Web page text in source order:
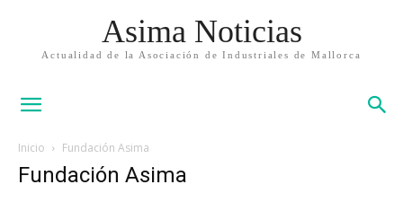
Asima Noticias
Actualidad de la Asociación de Industriales de Mallorca
Inicio Fundación Asima
Fundación Asima